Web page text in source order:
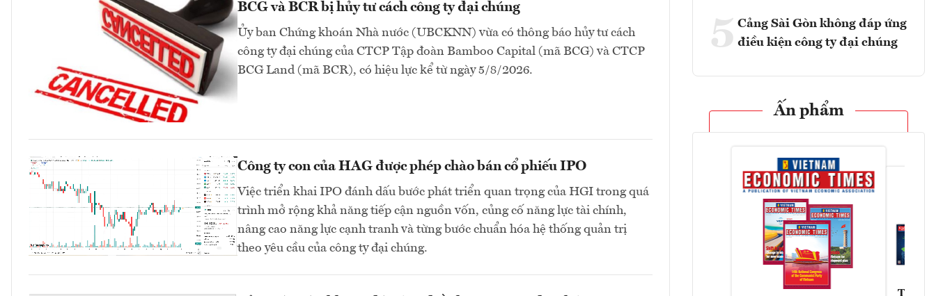
BCG và BCR bị hủy tư cách công ty đại chúng
Ủy ban Chứng khoán Nhà nước (UBCKNN) vừa có thông báo hủy tư cách
công ty đại chúng của CTCP Tập đoàn Bamboo Capital (mã BCG) và CTCP
BCG Land (mã BCR), có hiệu lực kể từ ngày 5/8/2026.
Công ty con của HAG được phép chào bán cổ phiếu IPO
Việc triển khai IPO đánh dấu bước phát triển quan trọng của HGI trong quá
trình mở rộng khả năng tiếp cận nguồn vốn, củng cố năng lực tài chính,
nâng cao năng lực cạnh tranh và từng bước chuẩn hóa hệ thống quản trị
theo yêu cầu của công ty đại chúng.
5 Cảng Sài Gòn không đáp ứng
điều kiện công ty đại chúng
Ấn phẩm